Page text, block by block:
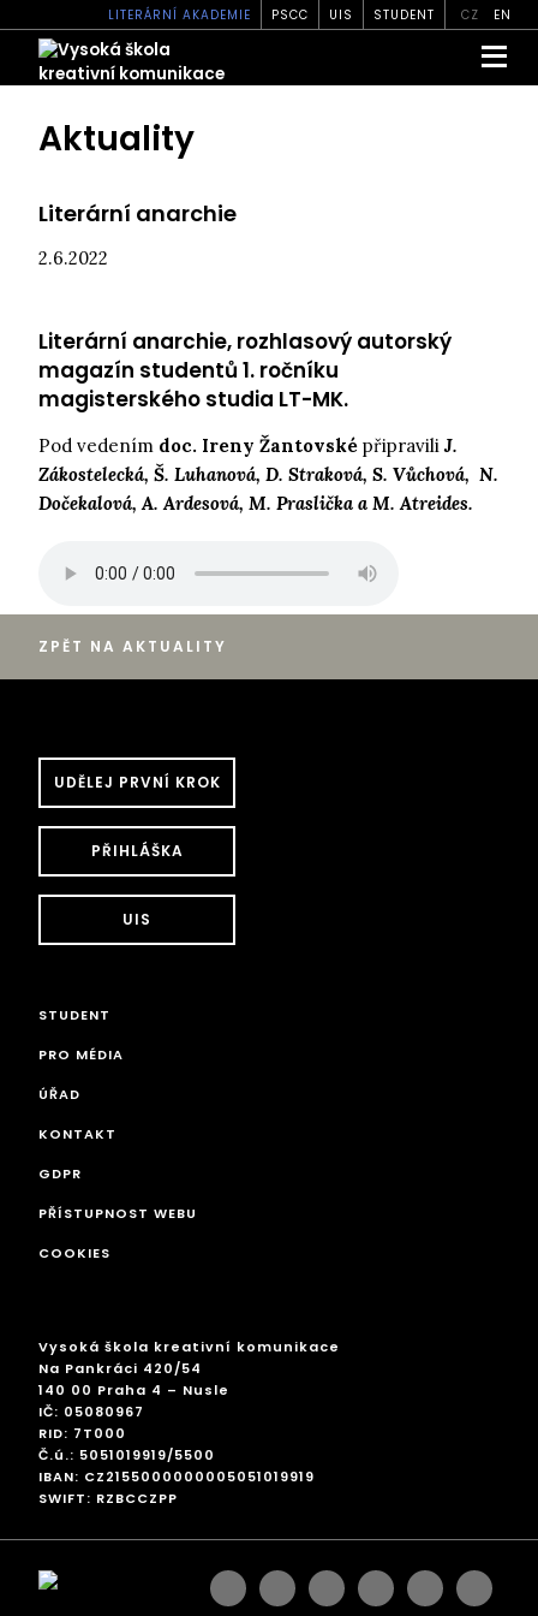
LITERÁRNÍ AKADEMIE PSCC UIS STUDENT CZ EN
Aktuality
Literární anarchie
2.6.2022
Literární anarchie, rozhlasový autorský
magazín studentů 1. ročníku
magisterského studia LT-MK.
Pod vedením doc. Ireny Žantovské připraviliJ.
Zákostelecká, Š. Luhanová, D. Straková, S. Vůchová, N.
Dočekalová, A. Ardesová, M. Praslička a M. Atreides.
ZPĚT NA AKTUALITY
UDĚLEJ PRVNÍ KROK
PŘIHLÁŠKA
UIS
STUDENT
PRO MÉDIA
ÚŘAD
KONTAKT
GDPR
PŘÍSTUPNOST WEBU
COOKIES
Vysoká škola kreativní komunikace
Na Pankráci 420/54
140 00 Praha 4 – Nusle
IČ: 05080967
RID: 7T000
Č.ú.: 5051019919/5500
IBAN: CZ2155000000005051019919
SWIFT: RZBCCZPP
facebookinstagram
linkedingoogleplus
pinterest
twitter